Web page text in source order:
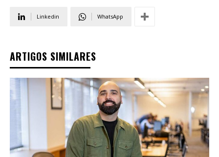
Linkedin WhatsApp
ARTIGOS SIMILARES